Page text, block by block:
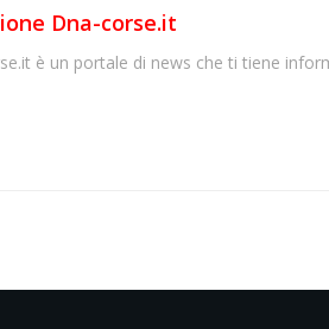
Dna-corse.it
è un portale di news che ti tiene